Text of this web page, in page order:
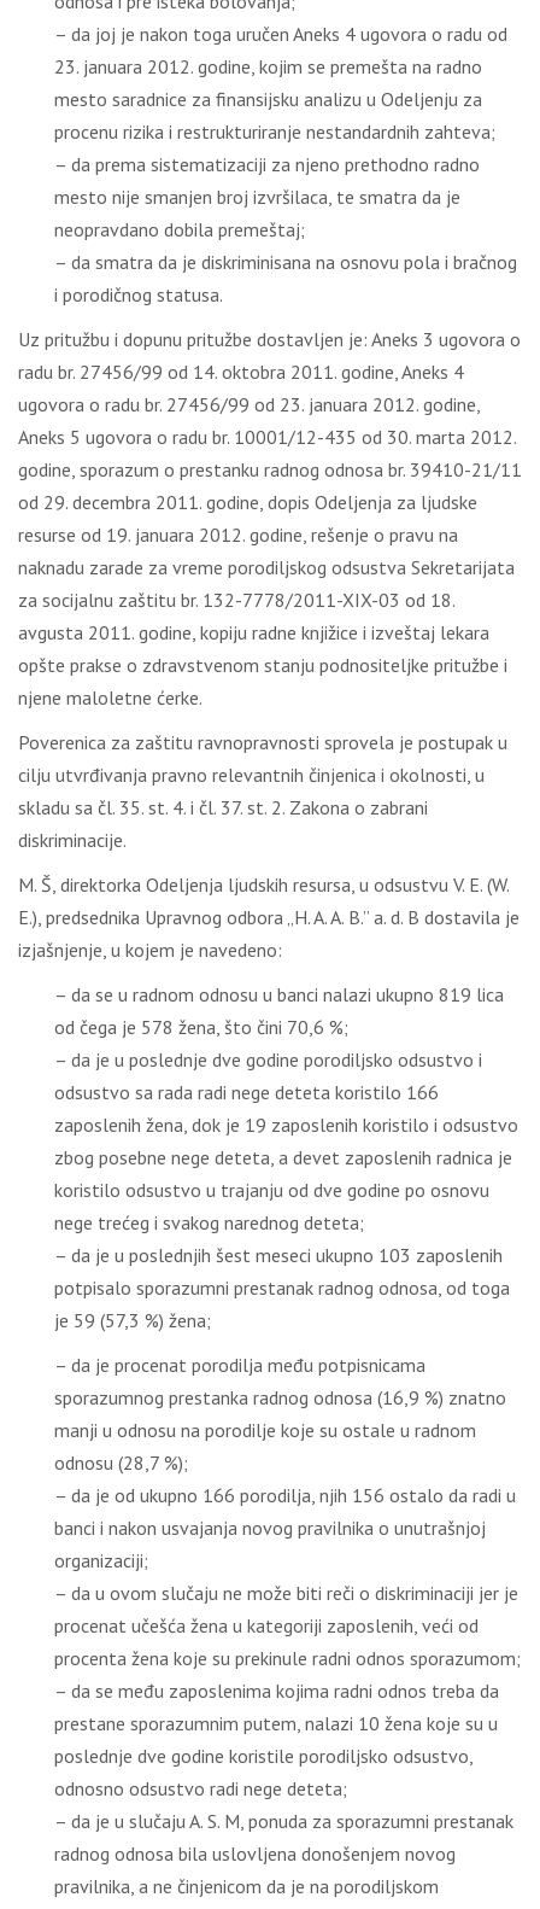
– da joj je nakon toga uručen Aneks 4 ugovora o radu od
23. januara 2012. godine, kojim se premešta na radno
mesto saradnice za finansijsku analizu u Odeljenju za
procenu rizika i restrukturiranje nestandardnih zahteva;
– da prema sistematizaciji za njeno prethodno radno
mesto nije smanjen broj izvršilaca, te smatra da je
neopravdano dobila premeštaj;
– da smatra da je diskriminisana na osnovu pola i bračnog
i porodičnog statusa.
Uz pritužbu i dopunu pritužbe dostavljen je: Aneks 3 ugovora o
radu br. 27456/99 od 14. oktobra 2011. godine, Aneks 4
ugovora o radu br. 27456/99 od 23. januara 2012. godine,
Aneks 5 ugovora o radu br. 10001/12-435 od 30. marta 2012.
godine, sporazum o prestanku radnog odnosa br. 39410-21/11
od 29. decembra 2011. godine, dopis Odeljenja za ljudske
resurse od 19. januara 2012. godine, rešenje o pravu na
naknadu zarade za vreme porodiljskog odsustva Sekretarijata
za socijalnu zaštitu br. 132-7778/2011-XIX-03 od 18.
avgusta 2011. godine, kopiju radne knjižice i izveštaj lekara
opšte prakse o zdravstvenom stanju podnositeljke pritužbe i
njene maloletne ćerke.
Poverenica za zaštitu ravnopravnosti sprovela je postupak u
cilju utvrđivanja pravno relevantnih činjenica i okolnosti, u
skladu sa čl. 35. st. 4. i čl. 37. st. 2. Zakona o zabrani
diskriminacije.
M. Š, direktorka Odeljenja ljudskih resursa, u odsustvu V. E. (W.
E.), predsednika Upravnog odbora „H. A. A. B.” a. d. B dostavila je
izjašnjenje, u kojem je navedeno:
– da se u radnom odnosu u banci nalazi ukupno 819 lica
od čega je 578 žena, što čini 70,6 %;
– da je u poslednje dve godine porodiljsko odsustvo i
odsustvo sa rada radi nege deteta koristilo 166
zaposlenih žena, dok je 19 zaposlenih koristilo i odsustvo
zbog posebne nege deteta, a devet zaposlenih radnica je
koristilo odsustvo u trajanju od dve godine po osnovu
nege trećeg i svakog narednog deteta;
– da je u poslednjih šest meseci ukupno 103 zaposlenih
potpisalo sporazumni prestanak radnog odnosa, od toga
je 59 (57,3 %) žena;
– da je procenat porodilja među potpisnicama
sporazumnog prestanka radnog odnosa (16,9 %) znatno
manji u odnosu na porodilje koje su ostale u radnom
odnosu (28,7 %);
– da je od ukupno 166 porodilja, njih 156 ostalo da radi u
banci i nakon usvajanja novog pravilnika o unutrašnjoj
organizaciji;
– da u ovom slučaju ne može biti reči o diskriminaciji jer je
procenat učešća žena u kategoriji zaposlenih, veći od
procenta žena koje su prekinule radni odnos sporazumom;
– da se među zaposlenima kojima radni odnos treba da
prestane sporazumnim putem, nalazi 10 žena koje su u
poslednje dve godine koristile porodiljsko odsustvo,
odnosno odsustvo radi nege deteta;
– da je u slučaju A. S. M, ponuda za sporazumni prestanak
radnog odnosa bila uslovljena donošenjem novog
pravilnika, a ne činjenicom da je na porodiljskom